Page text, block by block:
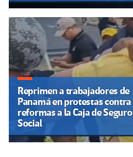
Reprimen a trabajadores de
Panamá en protestas contra
reformas a la Caja de Seguro
Social